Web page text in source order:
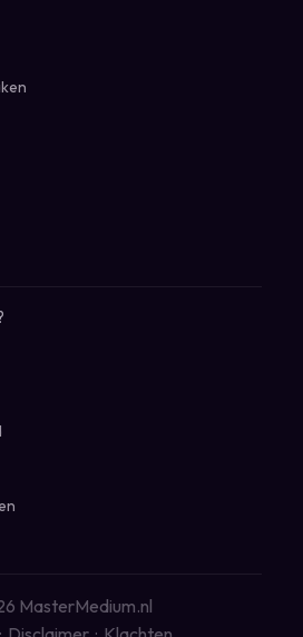
MasterMedium.nl